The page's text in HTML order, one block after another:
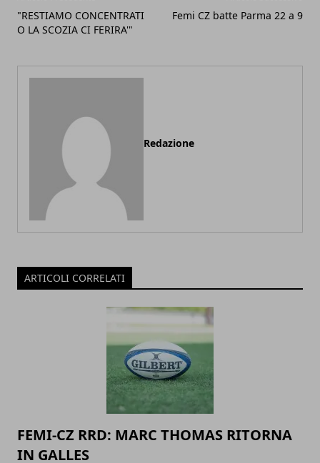
"RESTIAMO CONCENTRATI
O LA SCOZIA CI FERIRA'"
Femi CZ batte Parma 22 a 9
Redazione
ARTICOLI CORRELATI
FEMI-CZ RRD: MARC THOMAS RITORNA
IN GALLES